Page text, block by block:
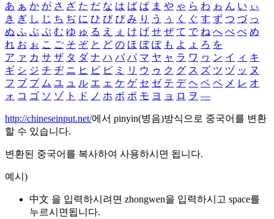
あ ぁ か が さ ざ た だ な は ば ぱ ま や ゃ ら わ ゎ ん い ぃ
き ぎ し じ ち ぢ に ひ び ぴ み り う ぅ く ぐ す ず つ づ っ
ぬ ふ ぶ ぷ む ゆ ゅ る え ぇ け げ せ ぜ て で ね へ べ ぺ め
れ お ぉ こ ご そ ぞ と ど の ほ ぼ ぽ も よ ょ ろ を
ア ァ カ サ ザ タ ダ ナ ハ バ パ マ ヤ ャ ラ ワ ヮ ン イ ィ キ
ギ シ ジ チ ヂ ニ ヒ ビ ピ ミ リ ウ ゥ ク グ ス ズ ツ ヅ ッ ヌ
フ ブ プ ム ユ ュ ル エ ェ ケ ゲ セ ゼ テ デ ヘ ベ ペ メ レ オ
ォ コ ゴ ソ ゾ ト ド ノ ホ ボ ポ モ ヨ ョ ロ ヲ ―
http://chineseinput.net/에서 pinyin(병음)방식으로 중국어를 변환
할 수 있습니다.
변환된 중국어를 복사하여 사용하시면 됩니다.
예시)
中文 을 입력하시려면 zhongwen을 입력하시고 space를
누르시면됩니다.